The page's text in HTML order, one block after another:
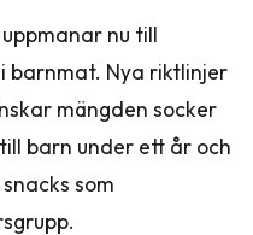
nu till
barnmat. Nya riktlinjer
mängden socker
barn under ett år och
som